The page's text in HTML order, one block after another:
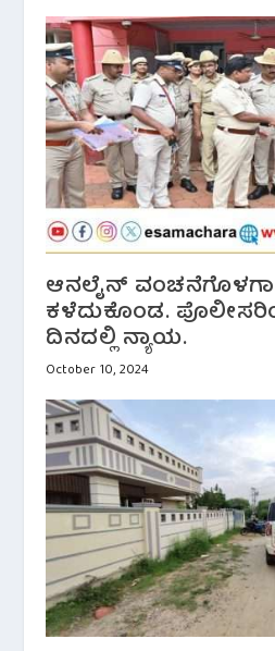
ಆನಲೈನ್
ಕಳೆದುಕೊಂಡ.
ದಿನದಲ್ಲಿ ನ್ಯಾಯ.
October 10, 2024